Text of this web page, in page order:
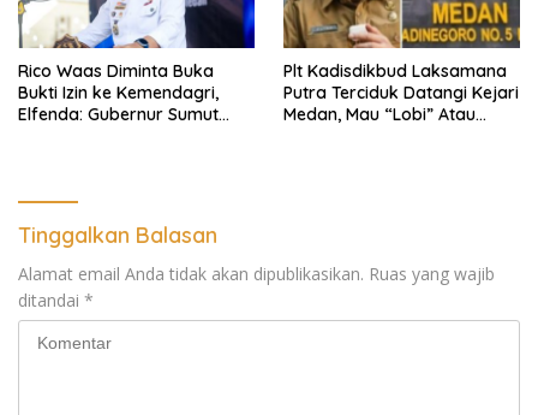
Rico Waas Diminta Buka
Bukti Izin ke Kemendagri,
Elfenda: Gubernur Sumut
Plt Kadisdikbud Laksamana
Putra Terciduk Datangi Kejari
Medan, Mau “Lobi” Atau
Tinggalkan Balasan
Alamat email Anda tidak akan dipublikasikan. Ruas yang wajib
ditandai *